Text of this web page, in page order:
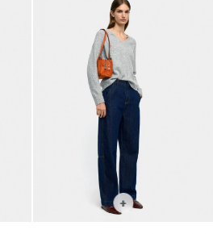
SELECCIONAR TALLE
+